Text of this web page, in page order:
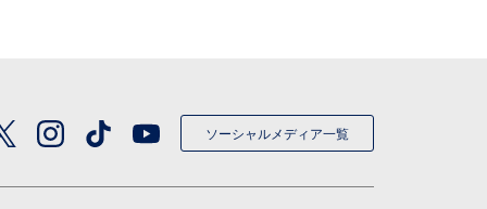
ソーシャルメディア一覧